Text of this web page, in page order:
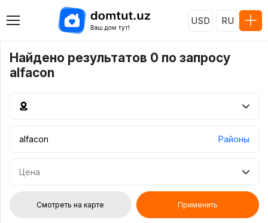
USD RU
Найдено результатов 0 по запросу
alfacon
Районы
Цена
Смотреть на карте Применить